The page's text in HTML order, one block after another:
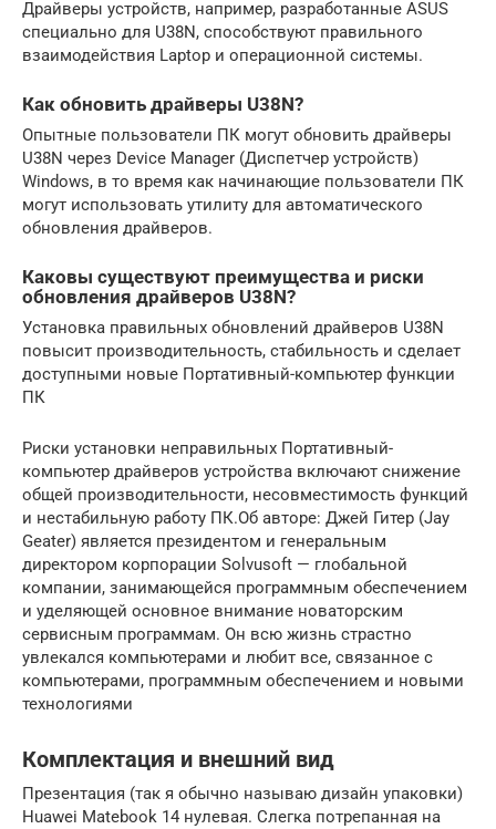
Драйверы устройств, например, разработанные ASUS
специально для U38N, способствуют правильного
взаимодействия Laptop и операционной системы.
Как обновить драйверы U38N?
Опытные пользователи ПК могут обновить драйверы
U38N через Device Manager (Диспетчер устройств)
Windows, в то время как начинающие пользователи ПК
могут использовать утилиту для автоматического
обновления драйверов.
Каковы существуют преимущества и риски
обновления драйверов U38N?
Установка правильных обновлений драйверов U38N
повысит производительность, стабильность и сделает
доступными новые Портативный-компьютер функции
ПК
Риски установки неправильных Портативный-
компьютер драйверов устройства включают снижение
общей производительности, несовместимость функций
и нестабильную работу ПК.Об авторе: Джей Гитер (Jay
Geater) является президентом и генеральным
директором корпорации Solvusoft — глобальной
компании, занимающейся программным обеспечением
и уделяющей основное внимание новаторским
сервисным программам. Он всю жизнь страстно
увлекался компьютерами и любит все, связанное с
компьютерами, программным обеспечением и новыми
технологиями
Комплектация и внешний вид
Презентация (так я обычно называю дизайн упаковки)
Huawei Matebook 14 нулевая. Слегка потрепанная на